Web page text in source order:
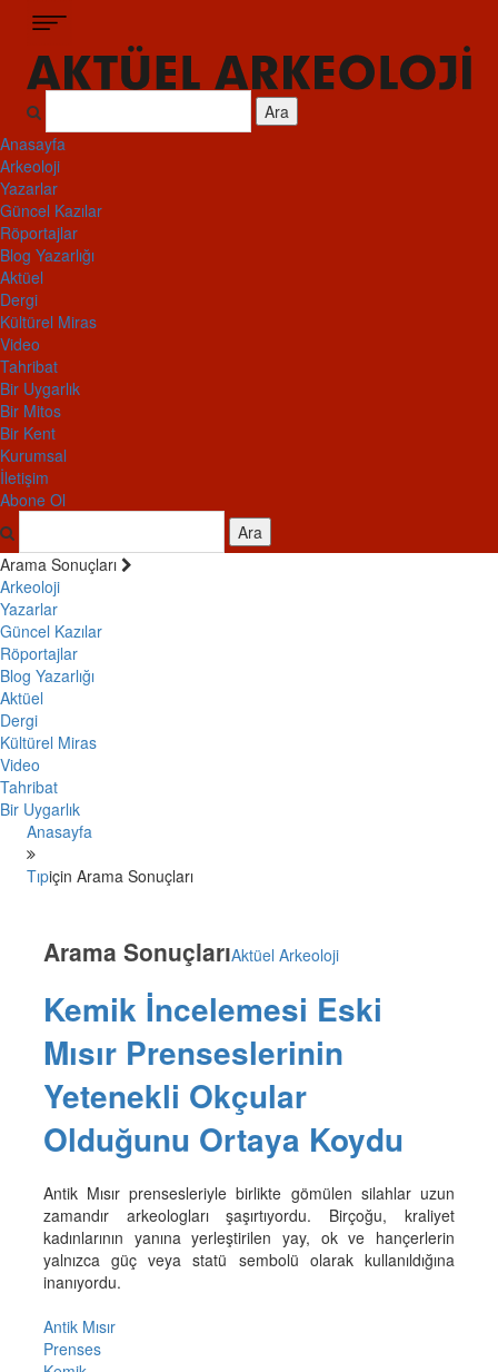
Ara
Anasayfa
Arkeoloji
Yazarlar
Güncel Kazılar
Röportajlar
Blog Yazarlığı
Aktüel
Dergi
Kültürel Miras
Video
Tahribat
Bir Uygarlık
Bir Mitos
Bir Kent
Kurumsal
İletişim
Abone Ol
Ara
Arama Sonuçları
Arkeoloji
Yazarlar
Güncel Kazılar
Röportajlar
Blog Yazarlığı
Aktüel
Dergi
Kültürel Miras
Video
Tahribat
Bir Uygarlık
Anasayfa
Tıpiçin Arama Sonuçları
Arama SonuçlarıAktüel Arkeoloji
Kemik İncelemesi Eski
Mısır Prenseslerinin
Yetenekli Okçular
Olduğunu Ortaya Koydu
Antik Mısır prensesleriyle birlikte gömülen silahlar uzun
zamandır arkeologları şaşırtıyordu. Birçoğu, kraliyet
kadınlarının yanına yerleştirilen yay, ok ve hançerlerin
yalnızca güç veya statü sembolü olarak kullanıldığına
inanıyordu.
Antik Mısır
Prenses